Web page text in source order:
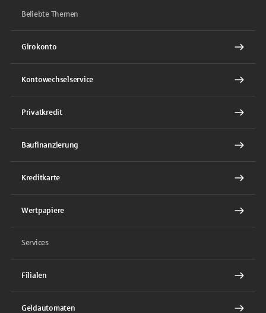
Beliebte Themen
Girokonto
Kontowechselservice
Privatkredit
Baufinanzierung
Kreditkarte
Wertpapiere
Services
Filialen
Geldautomaten